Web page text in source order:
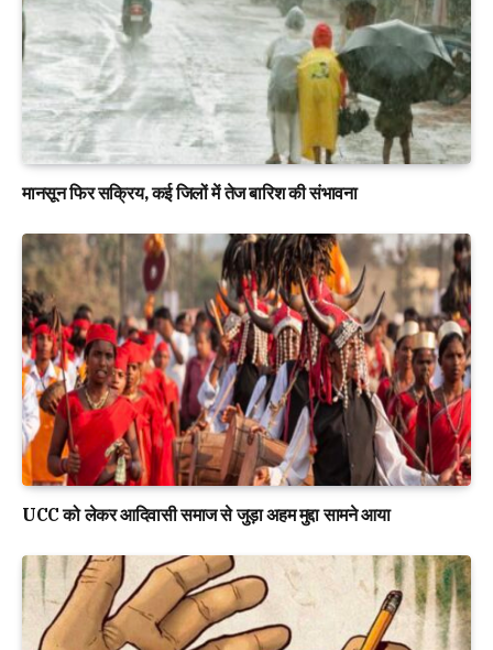
मानसून फिर सक्रिय, कई जिलों में तेज बारिश की संभावना
UCC को लेकर आदिवासी समाज से जुड़ा अहम मुद्दा सामने आया